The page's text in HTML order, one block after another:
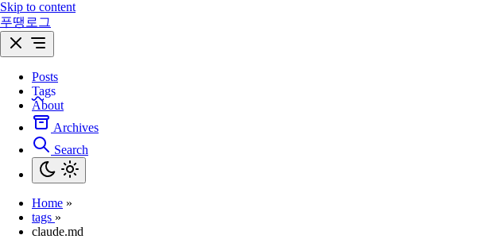
Skip to content
푸땡로그
Posts
Tags
About
Archives
Search
Home »
tags »
claude.md